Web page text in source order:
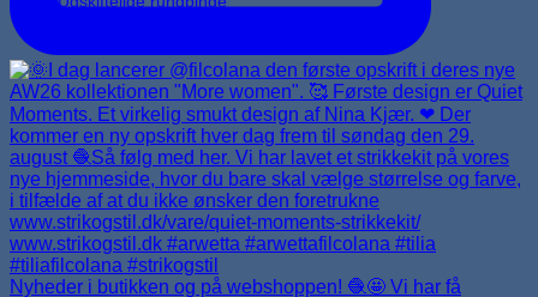
Nyheder i butikken og på webshoppen! 🧶🤩 Vi har få